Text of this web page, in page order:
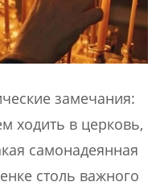
замечания:
ходить в церковь,
самонадеянная
столь важного